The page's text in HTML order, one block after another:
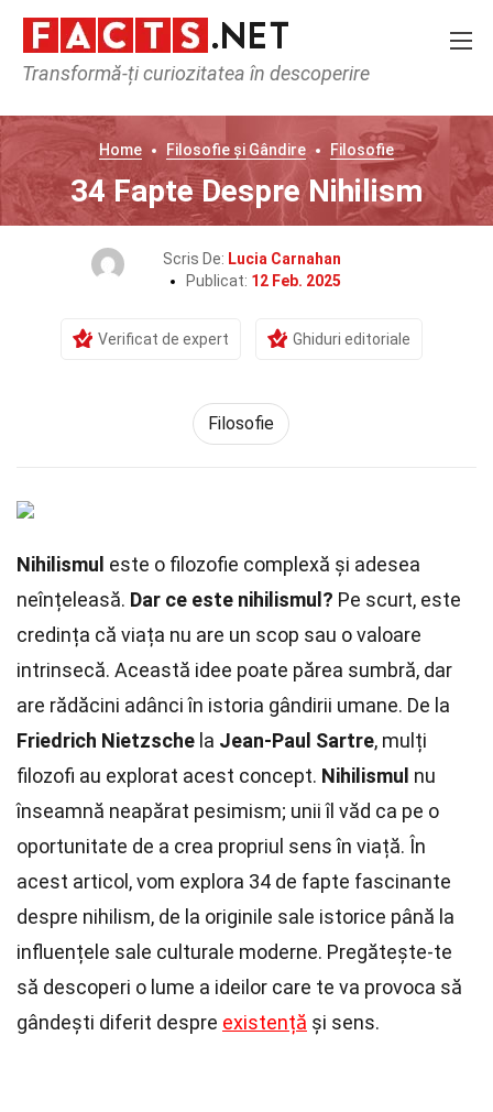
Transformă-ți curiozitatea în descoperire
Home Filosofie și Gândire Filosofie
34 Fapte Despre Nihilism
Scris De: Lucia Carnahan
Publicat: 12 Feb. 2025
Verificat de expert Ghiduri editoriale
Filosofie
Nihilismul este o filozofie complexă și adesea
neînțeleasă. Dar ce este nihilismul? Pe scurt, este
credința că viața nu are un scop sau o valoare
intrinsecă. Această idee poate părea sumbră, dar
are rădăcini adânci în istoria gândirii umane. De la
Friedrich Nietzsche la Jean-Paul Sartre, mulți
filozofi au explorat acest concept. Nihilismul nu
înseamnă neapărat pesimism; unii îl văd ca pe o
oportunitate de a crea propriul sens în viață. În
acest articol, vom explora 34 de fapte fascinante
despre nihilism, de la originile sale istorice până la
influențele sale culturale moderne. Pregătește-te
să descoperi o lume a ideilor care te va provoca să
gândești diferit despre existență și sens.